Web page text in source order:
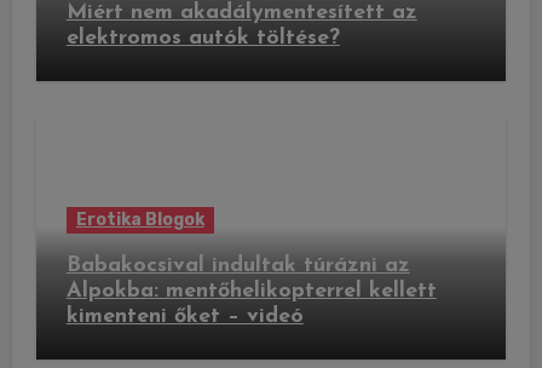
Miért nem akadálymentesített az
elektromos autók töltése?
Erotika Blogok
Babakocsival indultak túrázni az
Alpokba: mentőhelikopterrel kellett
kimenteni őket – videó